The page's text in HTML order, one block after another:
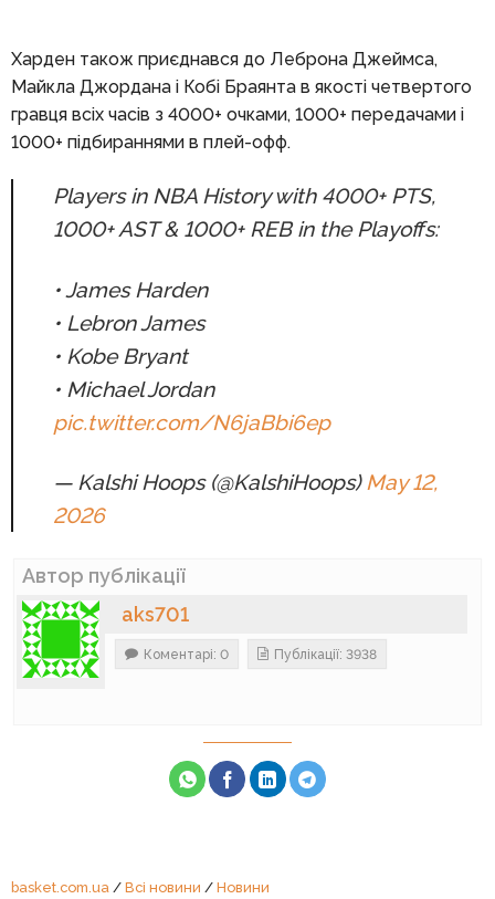
Харден також приєднався до Леброна Джеймса,
Майкла Джордана і Кобі Браянта в якості четвертого
гравця всіх часів з 4000+ очками, 1000+ передачами і
1000+ підбираннями в плей-офф.
Players in NBA History with 4000+ PTS,
1000+ AST & 1000+ REB in the Playoffs:
• James Harden
• Lebron James
• Kobe Bryant
• Michael Jordan
pic.twitter.com/N6jaBbi6ep
— Kalshi Hoops (@KalshiHoops)May 12,
2026
Автор публікації
aks701
Коментарі: 0 Публікації: 3938
basket.com.ua / Всі новини / Новини